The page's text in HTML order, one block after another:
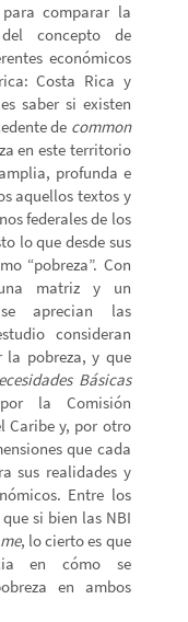
comparar la
concepto de
económicos
Costa Rica y
saber si existen
de common
en este territorio
profunda e
aquellos textos y
federales de los
lo que desde sus
“pobreza”. Con
matriz y un
aprecian las
consideran
la pobreza, y que
Básicas
la Comisión
Caribe y, por otro
que cada
sus realidades y
Entre los
si bien las NBI
, lo cierto es que
en cómo se
en ambos